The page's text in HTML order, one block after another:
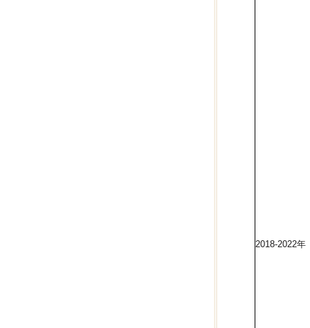
2018-2022年